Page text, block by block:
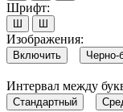
Шрифт:
Ш Ш
Изображения:
Включить Черно-
Интервал между
Стандартный